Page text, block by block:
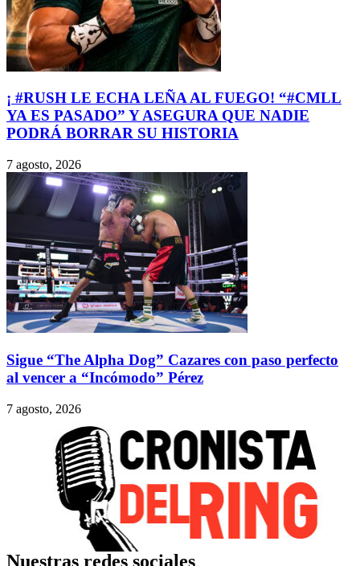
¡ #RUSH LE ECHA LEÑA AL FUEGO! “#CMLL
YA ES PASADO” Y ASEGURA QUE NADIE
PODRÁ BORRAR SU HISTORIA
7 agosto, 2026
Sigue “The Alpha Dog” Cazares con paso perfecto
al vencer a “Incómodo” Pérez
7 agosto, 2026
Nuestras redes sociales